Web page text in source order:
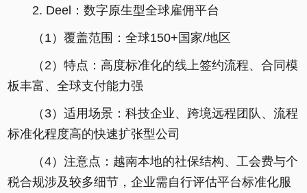
2. Deel：数字原生型全球雇佣平台
（1）覆盖范围：全球150+国家/地区
（2）特点：高度标准化的线上签约流程、合同模
板丰富、全球支付能力强
（3）适用场景：科技企业、跨境远程团队、流程
标准化程度高的快速扩张型公司
（4）注意点：越南本地的社保结构、工会费与个
税合规涉及较多细节，企业需自行评估平台标准化服